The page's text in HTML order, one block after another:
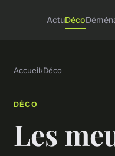
ActuDéco
Accueil›Déco
DÉCO
Les